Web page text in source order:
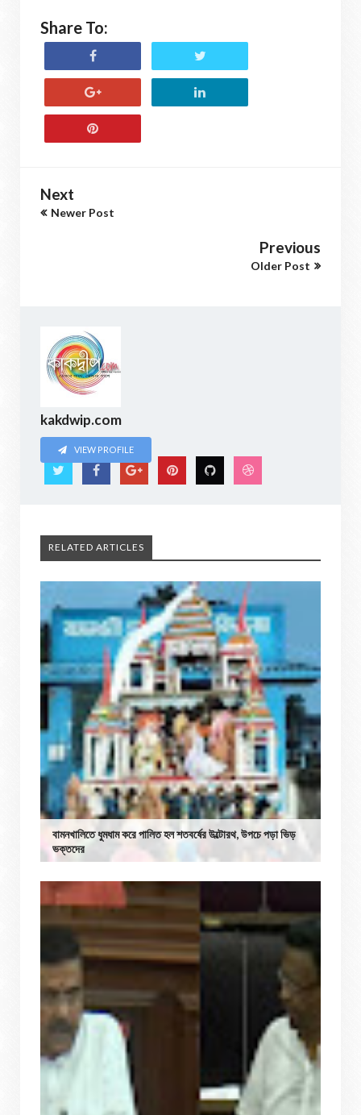
Share To:
Next
Newer Post
Previous
Older Post
kakdwip.com
VIEW PROFILE
RELATED ARTICLES
বামনখালিতে ধুমধাম করে পালিত হল শতবর্ষের উল্টোরথ, উপচে পড়া ভিড়
ভক্তদের